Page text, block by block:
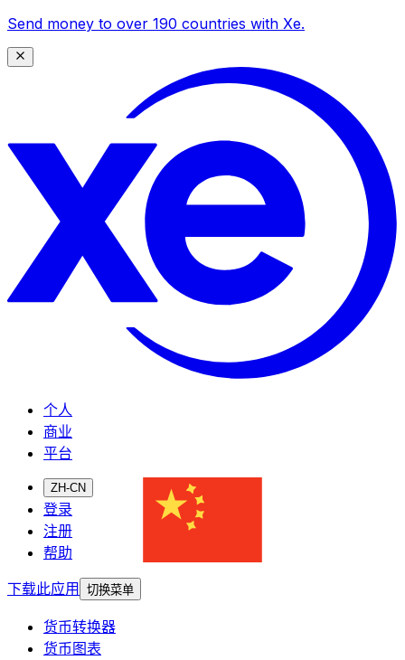
Send money to over 190 countries with Xe.
个人
商业
平台
ZH-CN
登录
注册
帮助
下载此应用
切换菜单
货币转换器
货币图表